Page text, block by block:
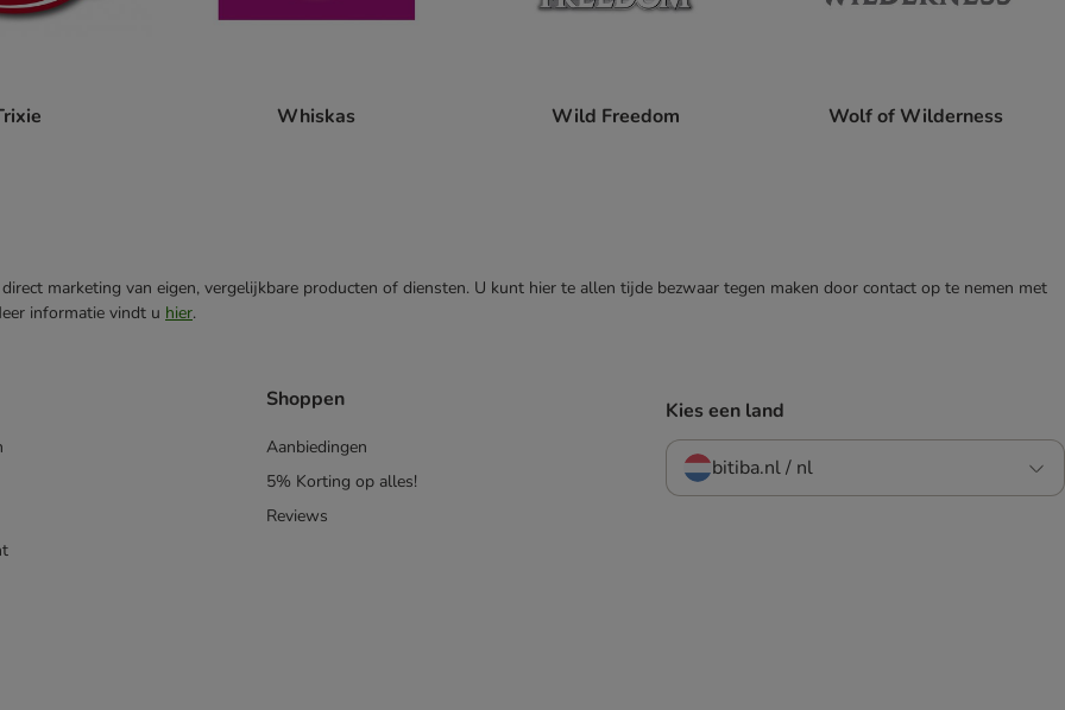
Whiskas Wild Freedom Wolf of Wilderness
marketing van eigen, vergelijkbare producten of diensten. U kunt hier te allen tijde bezwaar tegen maken door contact op te nemen met
informatie vindt u hier.
Shoppen
Aanbiedingen
5% Korting op alles!
Reviews
Kies een land
bitiba.nl / nl